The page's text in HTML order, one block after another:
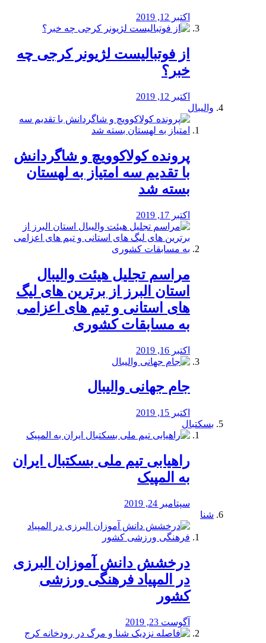
اکتبر 12, 2019
از فوتبالیست لژیونر کرجی چه
خبر؟
اکتبر 12, 2019
والیبال
پرونده کولاکوویچ و شاگردانش
با تقدیم سه امتیاز به لهستان
بسته شد
اکتبر 17, 2019
مراسم تجلیل هیئت والیبال
استان البرز از برترین های لیگ
های استانی و تیم های اعزامی
به مسابقات کشوری
اکتبر 16, 2019
جام جهانی والیبال
اکتبر 15, 2019
بسکتبال
راهیابی تیم ملی بسکتبال ایران
به المپیک
سپتامبر 24, 2019
شنا
درخشش دانش آموزان البرزی
در المپیاد فرهنگی ورزشی
کشور
آگوست 23, 2019